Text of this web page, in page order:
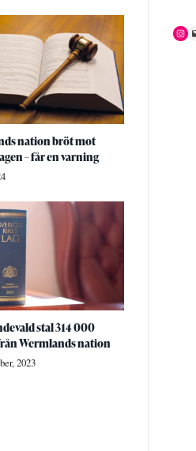
nation bröt mot
– får en varning
stal 314 000
Wermlands nation
2023